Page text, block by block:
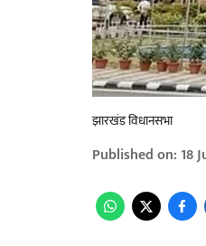
झारखंड विधानसभा
Published on: 18